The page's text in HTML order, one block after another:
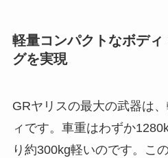
軽量コンパクトなボデ
グを実現
GRヤリスの最大の武器は
ィです。車重はわずか
り約300kg軽いのです。こ